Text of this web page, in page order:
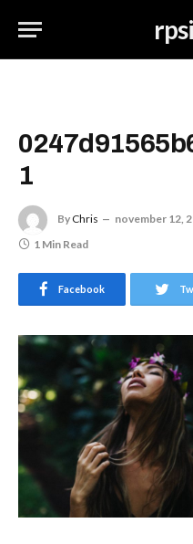
1
By Chris november 12,
1 Min Read
Facebook